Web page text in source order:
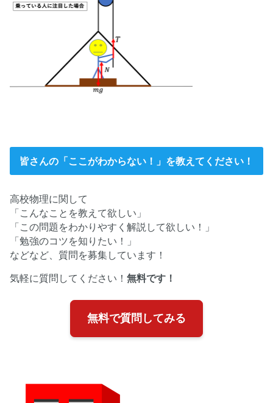
皆さんの「ここがわからない！」を教えてください！
高校物理に関して
「こんなことを教えて欲しい」
「この問題をわかりやすく解説して欲しい！」
「勉強のコツを知りたい！」
などなど、質問を募集しています！
気軽に質問してください！無料です！
無料で質問してみる